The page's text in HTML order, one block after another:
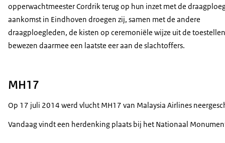
opperwachtmeester Cordrik terug op hun inzet met de
aankomst in Eindhoven droegen zij, samen met de andere
draagploegleden, de kisten op ceremoniële wijze uit de
bewezen daarmee een laatste eer aan de slachtoffers.
MH17
Op 17 juli 2014 werd vlucht MH17 van Malaysia Airlines
Vandaag vindt een herdenking plaats bij het Nationaal